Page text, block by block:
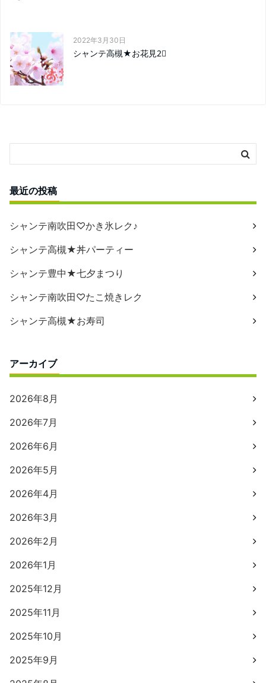
2022年3月30日
シャンテ高槻★お花見2⃣
最近の投稿
シャンテ南吹田♡かき氷レク♪
シャンテ高槻★丼パーティー
シャンテ豊中★七夕まつり
シャンテ南吹田♡たこ焼きレク
シャンテ高槻★お寿司
アーカイブ
2026年8月
2026年7月
2026年6月
2026年5月
2026年4月
2026年3月
2026年2月
2026年1月
2025年12月
2025年11月
2025年10月
2025年9月